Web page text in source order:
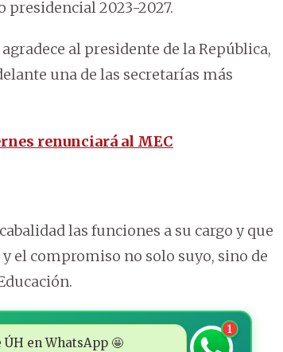
presidencial 2023-2027.
al presidente de la República,
una de las secretarías más
renunciará al MEC
las funciones a su cargo y que
el compromiso no solo suyo, sino de
en WhatsApp 🤩
1